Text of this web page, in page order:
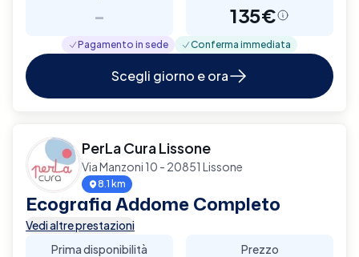
- 135€
Pagamento in sede Conferma immediata
Scegli giorno e ora
PerLa Cura Lissone
Via Manzoni 10 - 20851 Lissone
8.1 km
Ecografia Addome Completo
Vedi altre prestazioni
Prima disponibilità
Prezzo